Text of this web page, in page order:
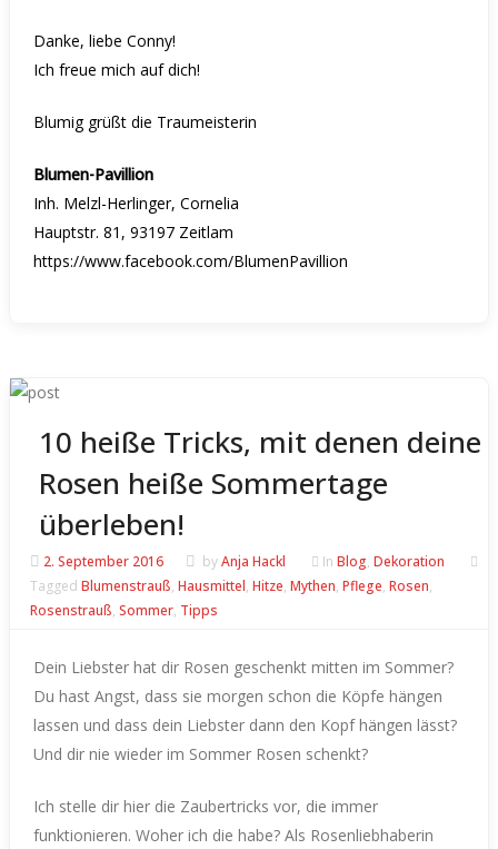
Danke, liebe Conny!
Ich freue mich auf dich!
Blumig grüßt die Traumeisterin
Blumen-Pavillion
Inh. Melzl-Herlinger, Cornelia
Hauptstr. 81, 93197 Zeitlam
https://www.facebook.com/BlumenPavillion
10 heiße Tricks, mit denen deine
Rosen heiße Sommertage
überleben!
2. September 2016 byAnja Hackl In Blog, Dekoration
Tagged Blumenstrauß, Hausmittel, Hitze, Mythen, Pflege, Rosen,
Rosenstrauß, Sommer, Tipps
Dein Liebster hat dir Rosen geschenkt mitten im Sommer?
Du hast Angst, dass sie morgen schon die Köpfe hängen
lassen und dass dein Liebster dann den Kopf hängen lässt?
Und dir nie wieder im Sommer Rosen schenkt?
Ich stelle dir hier die Zaubertricks vor, die immer
funktionieren. Woher ich die habe? Als Rosenliebhaberin